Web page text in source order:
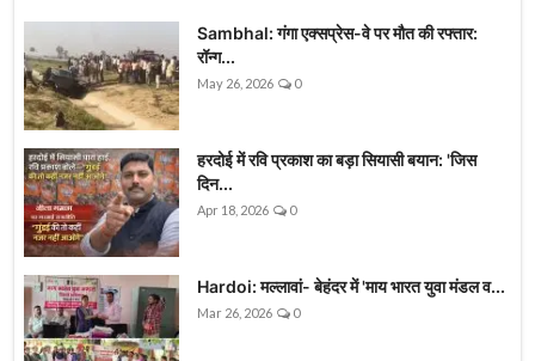
Sambhal: गंगा एक्सप्रेस-वे पर मौत की रफ्तार:
रॉन्ग...
May 26, 2026 0
हरदोई में रवि प्रकाश का बड़ा सियासी बयान: 'जिस
दिन...
Apr 18, 2026 0
Hardoi: मल्लावां- बेहंदर में 'माय भारत युवा मंडल व...
Mar 26, 2026 0